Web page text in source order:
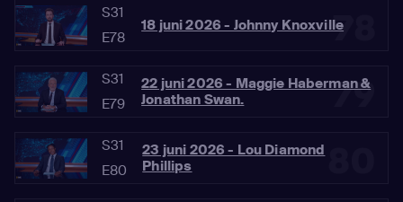
78
S31
E78
18 juni 2026 - Johnny Knoxville
79
S31
E79
22 juni 2026 - Maggie Haberman &
Jonathan Swan.
S31
E80
23 juni 2026 - Lou Diamond
Phillips